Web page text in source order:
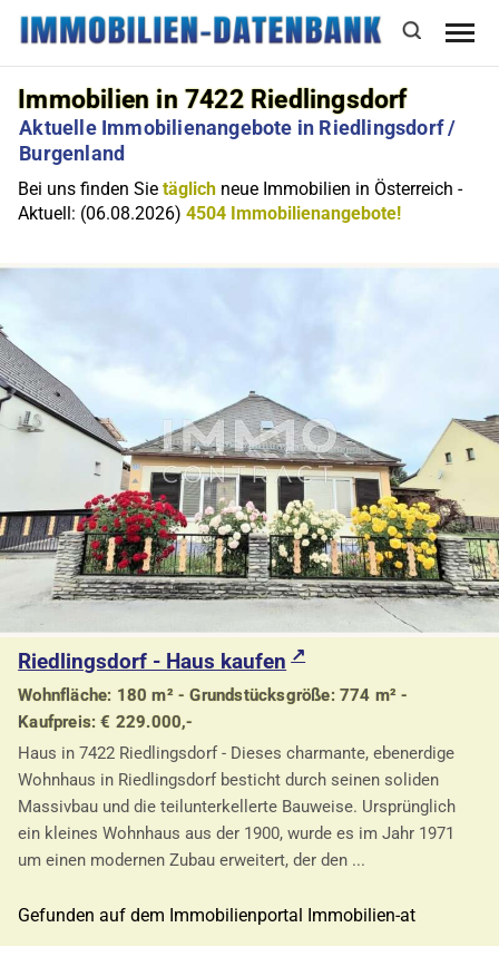
Immobilien in 7422 Riedlingsdorf
Aktuelle Immobilienangebote in Riedlingsdorf /
Burgenland
Bei uns finden Sietäglich neue Immobilien in Österreich -
Aktuell: (06.08.2026)4504 Immobilienangebote!
Riedlingsdorf - Haus kaufen
Wohnfläche: 180 m² - Grundstücksgröße: 774 m² -
Kaufpreis: € 229.000,-
Haus in 7422 Riedlingsdorf - Dieses charmante, ebenerdige
Wohnhaus in Riedlingsdorf besticht durch seinen soliden
Massivbau und die teilunterkellerte Bauweise. Ursprünglich
ein kleines Wohnhaus aus der 1900, wurde es im Jahr 1971
um einen modernen Zubau erweitert, der den ...
Gefunden auf dem Immobilienportal Immobilien-at